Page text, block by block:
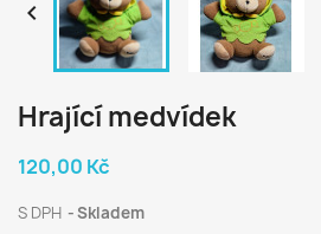

Hrající medvídek
120,00 Kč
S DPH Skladem